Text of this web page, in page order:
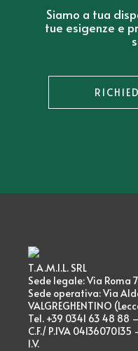
Siamo a tua
tue esigenze e
T.A.M.I.L. SRL
Sede legale: Via Roma
Sede operativa: Via
VALGREGHENTINO
Tel. +39 0341 63 48 88
C.F./ P.IVA
I.V.